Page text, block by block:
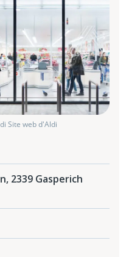
Site web d'Aldi
2339 Gasperich